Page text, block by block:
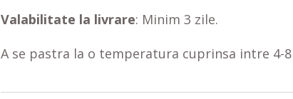
Valabilitate la livrare: Minim 3 zile.
A se pastra la o temperatura cuprinsa intre 4-8